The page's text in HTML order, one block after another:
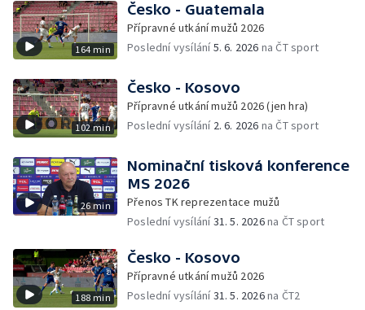
164 min
Česko - Guatemala
Přípravné utkání mužů 2026
Poslední vysílání5. 6. 2026 na ČT sport
102 min
Česko - Kosovo
Přípravné utkání mužů 2026 (jen hra)
Poslední vysílání 2. 6. 2026 na ČT sport
26 min
Nominační tisková konference
MS 2026
Přenos TK reprezentace mužů
Poslední vysílání31. 5. 2026na ČT sport
188 min
Česko - Kosovo
Přípravné utkání mužů 2026
Poslední vysílání31. 5. 2026na ČT2